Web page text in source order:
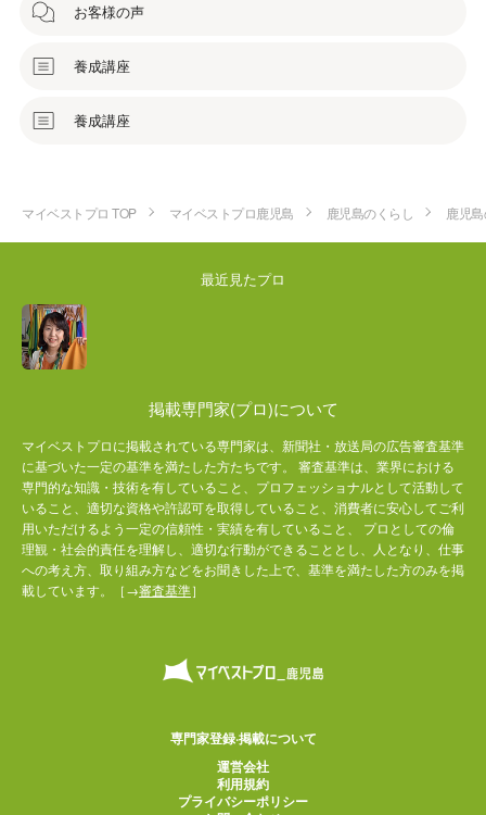
お客様の声
養成講座
養成講座
マイベストプロ TOP マイベストプロ鹿児島 鹿児島のくらし 鹿児
最近見たプロ
掲載専門家(プロ)について
マイベストプロに掲載されている専門家は、新聞社・放送局の広告審査基準
に基づいた一定の基準を満たした方たちです。 審査基準は、業界における
専門的な知識・技術を有していること、プロフェッショナルとして活動して
いること、適切な資格や許認可を取得していること、消費者に安心してご利
用いただけるよう一定の信頼性・実績を有していること、 プロとしての倫
理観・社会的責任を理解し、適切な行動ができることとし、人となり、仕事
への考え方、取り組み方などをお聞きした上で、基準を満たした方のみを掲
載しています。［→審査基準］
専門家登録·掲載について
運営会社
利用規約
プライバシーポリシー